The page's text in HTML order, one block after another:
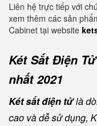
Liên hệ trực tiếp với
xem thêm các sản
Cabinet tại website
Két Sắt Điện
nhất 2021
Két sắt điện tửlà
cao và dễ sử dụng,